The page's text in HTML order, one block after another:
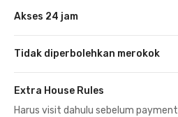
Akses 24 jam
Tidak diperbolehkan merokok
Extra House Rules
Harus visit dahulu sebelum payment